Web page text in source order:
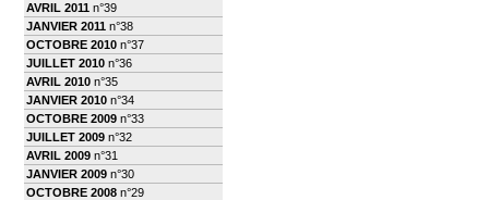
AVRIL 2011 n°39
JANVIER 2011 n°38
OCTOBRE 2010 n°37
JUILLET 2010 n°36
AVRIL 2010 n°35
JANVIER 2010 n°34
OCTOBRE 2009 n°33
JUILLET 2009 n°32
AVRIL 2009 n°31
JANVIER 2009 n°30
OCTOBRE 2008 n°29